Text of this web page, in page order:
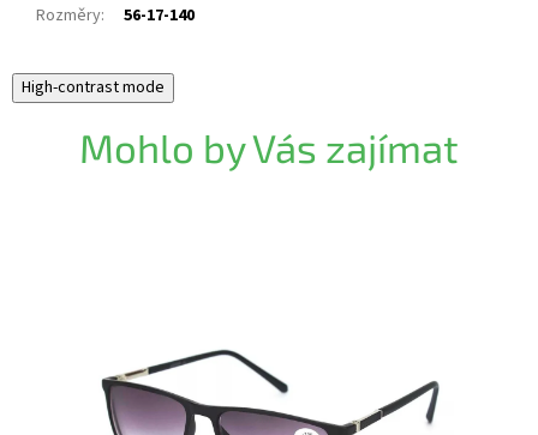
Rozměry: 56-17-140
High-contrast mode
Mohlo by Vás zajímat